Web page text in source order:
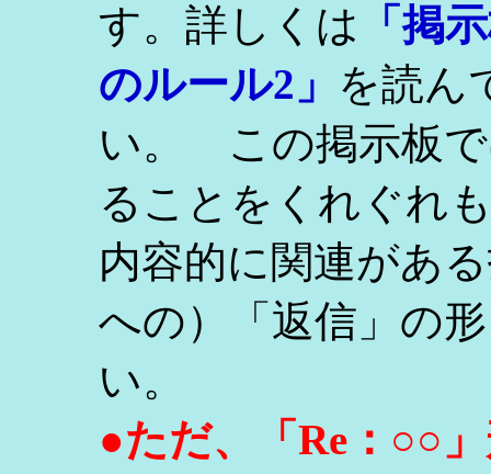
す。詳しくは
「掲
のルール2」 を読ん
い。 この掲示板で
ることをくれぐれ
内容的に関連があ
への）「返信」の
い。
●ただ、「Re：○○